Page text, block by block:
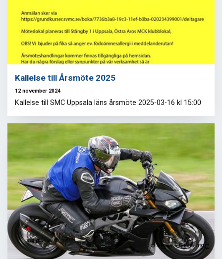
Kallelse till Årsmöte 2025
12 november 2024
Kallelse till SMC Uppsala läns årsmöte 2025-03-16 kl 15:00